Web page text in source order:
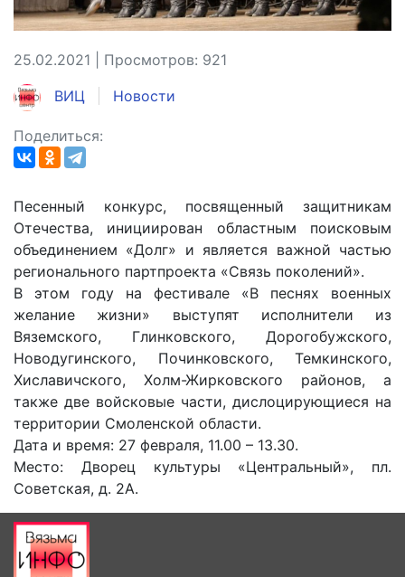
25.02.2021 | Просмотров: 921
ВИЦ Новости
Поделиться:
Песенный конкурс, посвященный защитникам
Отечества, инициирован областным поисковым
объединением «Долг» и является важной частью
регионального партпроекта «Связь поколений».
В этом году на фестивале «В песнях военных
желание жизни» выступят исполнители из
Вяземского, Глинковского, Дорогобужского,
Новодугинского, Починковского, Темкинского,
Хиславичского, Холм-Жирковского районов, а
также две войсковые части, дислоцирующиеся на
территории Смоленской области.
Дата и время: 27 февраля, 11.00 – 13.30.
Место: Дворец культуры «Центральный», пл.
Советская, д. 2А.